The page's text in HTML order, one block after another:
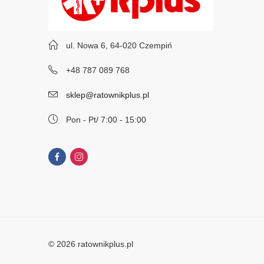
ul. Nowa 6, 64-020 Czempiń
+48 787 089 768
sklep@ratownikplus.pl
Pon - Pt/ 7:00 - 15:00
© 2026 ratownikplus.pl